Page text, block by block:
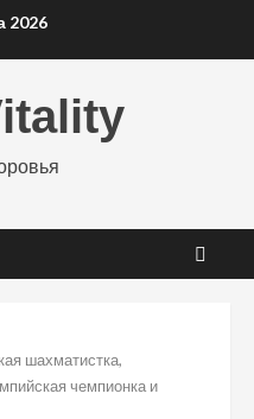
2026
шахматистка,
чемпионка и